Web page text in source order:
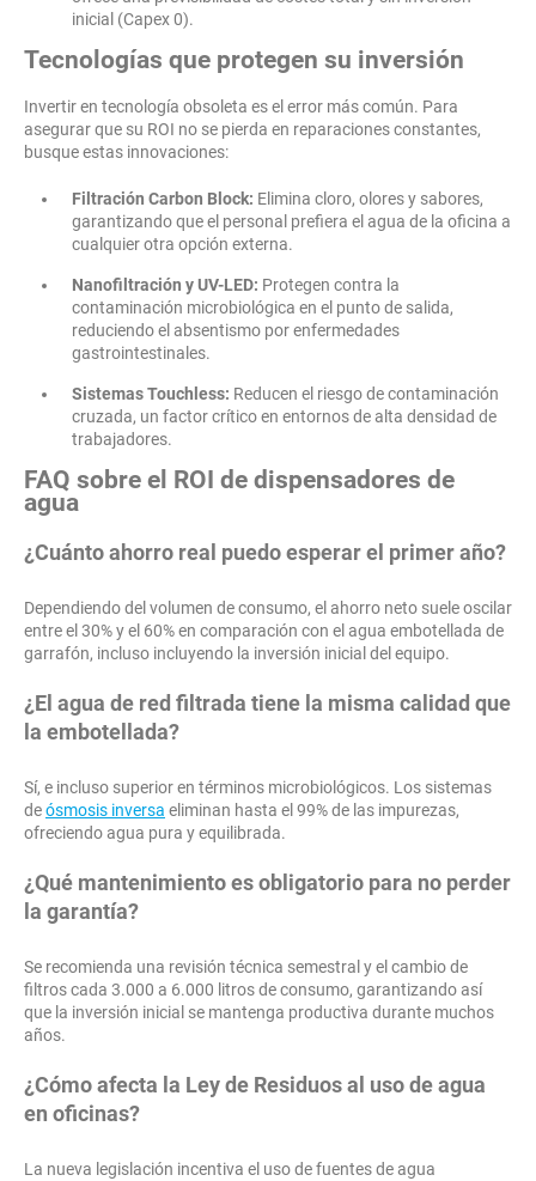
inicial (Capex 0).
Tecnologías que protegen su inversión
Invertir en tecnología obsoleta es el error más común. Para
asegurar que su ROI no se pierda en reparaciones constantes,
busque estas innovaciones:
Filtración Carbon Block: Elimina cloro, olores y sabores,
garantizando que el personal prefiera el agua de la oficina a
cualquier otra opción externa.
Nanofiltración y UV-LED: Protegen contra la
contaminación microbiológica en el punto de salida,
reduciendo el absentismo por enfermedades
gastrointestinales.
Sistemas Touchless: Reducen el riesgo de contaminación
cruzada, un factor crítico en entornos de alta densidad de
trabajadores.
FAQ sobre el ROI de dispensadores de
agua
¿Cuánto ahorro real puedo esperar el primer año?
Dependiendo del volumen de consumo, el ahorro neto suele oscilar
entre el 30% y el 60% en comparación con el agua embotellada de
garrafón, incluso incluyendo la inversión inicial del equipo.
¿El agua de red filtrada tiene la misma calidad que
la embotellada?
Sí, e incluso superior en términos microbiológicos. Los sistemas
deósmosis inversa eliminan hasta el 99% de las impurezas,
ofreciendo agua pura y equilibrada.
¿Qué mantenimiento es obligatorio para no perder
la garantía?
Se recomienda una revisión técnica semestral y el cambio de
filtros cada 3.000 a 6.000 litros de consumo, garantizando así
que la inversión inicial se mantenga productiva durante muchos
años.
¿Cómo afecta la Ley de Residuos al uso de agua
en oficinas?
La nueva legislación incentiva el uso de fuentes de agua